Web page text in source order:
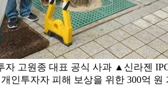
자 고원종 대표 공식 사과 ▲신라젠
인투자자 피해 보상을 위한 300억 원